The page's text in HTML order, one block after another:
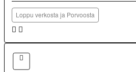
Loppu verkosta ja Porvoosta